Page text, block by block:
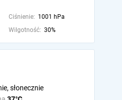
Ciśnienie: 1001 hPa
Wilgotność: 30%
słonecznie